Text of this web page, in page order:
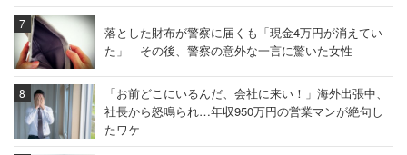
落とした財布が警察に届くも「現金4万円が消えてい
た」 その後、警察の意外な一言に驚いた女性
「お前どこにいるんだ、会社に来い！」海外出張中、
社長から怒鳴られ…年収950万円の営業マンが絶句し
たワケ